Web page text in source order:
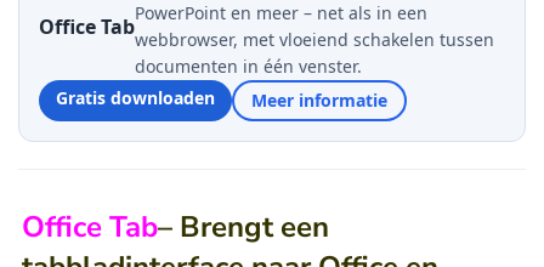
Office Tab
PowerPoint en meer – net als in een
webbrowser, met vloeiend schakelen tussen
documenten in één venster.
Gratis downloaden
Meer informatie
Office Tab– Brengt een